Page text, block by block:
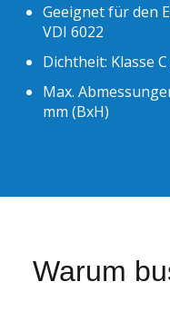
Geeignet für den
VDI 6022
Dichtheit: Klasse
Max.
mm (BxH)
Warum